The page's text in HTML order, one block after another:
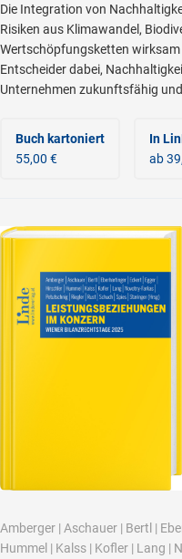
Die Integration von
Risiken aus Klimawandel,
Wertschöpfungsketten
Entscheider dabei,
Unternehmen zukunftsfähig
Buch kartoniert
55,00 €
In
ab
Amberger | Aschauer | Bertl |
Hummel | Kalss | Kofler | Lang |